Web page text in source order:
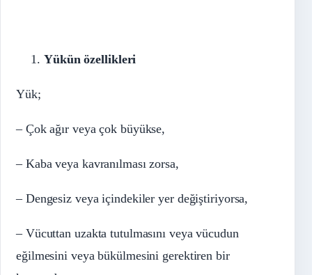
Yükün özellikleri
Yük;
– Çok ağır veya çok büyükse,
– Kaba veya kavranılması zorsa,
– Dengesiz veya içindekiler yer değiştiriyorsa,
– Vücuttan uzakta tutulmasını veya vücudun
eğilmesini veya bükülmesini gerektiren bir